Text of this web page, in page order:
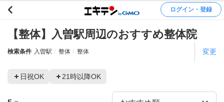
ログイン・登録
【整体】入曽駅周辺のおすすめ整体院
検索条件 入曽駅 整体 整体 変更
日祝OK 21時以降OK